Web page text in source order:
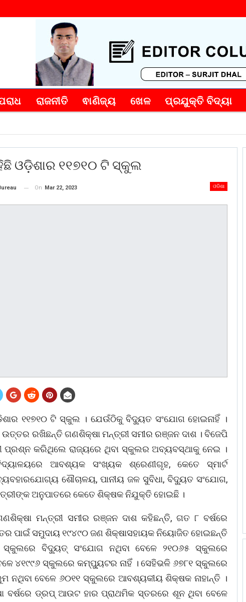
ରାଜନୀତି ଵାଣିଜ୍ୟ ଖେଳ ପ୍ରଯୁକ୍ତି ବିଦ୍ୟା
ଓଡ଼ିଶାର ୧୧୭୧୦ ଟି ସ୍କୁଲ
ଓଡିଶା
On Mar 22, 2023
୧୧୭୧୦ ଟି ସ୍କୁଲ । ଯେଉଁଠିକୁ ବିଦ୍ୟୁତ ସଂଯୋଗ ହୋଇନାହିଁ ।
ଉତ୍ତର ରଖିଛନ୍ତି ଗଣଶିକ୍ଷା ମନ୍ତ୍ରୀ ସମୀର ରଞ୍ଜନ ଦାଶ । ବିଜେପି
ପ୍ରଶ୍ନ କରିଥିଲେ ରାଜ୍ୟରେ ଥିବା ସ୍କୁଲର ଅବ୍ୟବସ୍ଥାକୁ ନେଇ ।
ଆବଶ୍ୟକ ସଂଖ୍ୟକ ଶ୍ରେଣୀଗୃହ, କେତେ ସ୍ମାର୍ଟ
ଶୌଚାଳୟ, ପାନୀୟ ଜଳ ସୁବିଧା, ବିଦ୍ୟୁତ ସଂଯୋଗ,
ଅନୁପାତରେ କେତେ ଶିକ୍ଷକ ନିଯୁକ୍ତି ହୋଇଛି ।
ମନ୍ତ୍ରୀ ସମୀର ରଞ୍ଜନ ଦାଶ କହିଛନ୍ତି, ଗତ ୮ ବର୍ଷରେ
ପାଇଁ ସମୁଦାୟ ୧୯୪୯୦ ଜଣ ଶିକ୍ଷାସହାୟକ ନିୟୋଜିତ ହୋଇଛନ୍ତି
ସ୍କୁଲରେ ବିଦ୍ୟୁତ୍ ସଂଯୋଗ ନଥିବା ବେଳେ ୨୧୦୬୫ ସ୍କୁଲରେ
୪୧୯୯୬ ସ୍କୁଲରେ କମ୍ପ୍ୟୁଟର ନାହିଁ । ସେହିଭଳି ୬୭୮୧ ସ୍କୁଲରେ
ନଥିବା ବେଳେ ୬୦୧୧ ସ୍କୁଲରେ ଆବଶ୍ୟକୀୟ ଶିକ୍ଷକ ନାହାନ୍ତି ।
ବର୍ଷରେ ଡ୍ରପ୍ ଆଉଟ ହାର ପ୍ରାଥମିକ ସ୍ତରରେ ଶୂନ ଥିବା ବେଳେ